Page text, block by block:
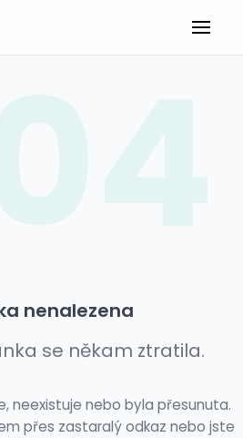
nenalezena
se někam ztratila.
neexistuje nebo byla přesunuta.
přes zastaralý odkaz nebo jste